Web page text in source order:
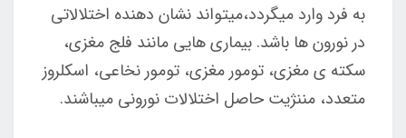
به فرد وارد میگردد،میتواند نشان دهنده اختلالاتی
در نورون ها باشد. بیماری هایی مانند فلج مغزی،
سکته ی مغزی، تومور مغزی، تومور نخاعی، اسکلروز
متعدد، مننژیت حاصل اختلالات نورونی میباشند.